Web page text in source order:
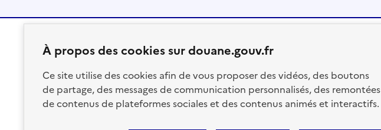
À propos des cookies sur douane.gouv.fr
Ce site utilise des cookies afin de vous proposer des vidéos, des boutons
de partage, des messages de communication personnalisés, des remontées
de contenus de plateformes sociales et des contenus animés et interactifs.
RÉPUBLIQUE
FRANÇAISE